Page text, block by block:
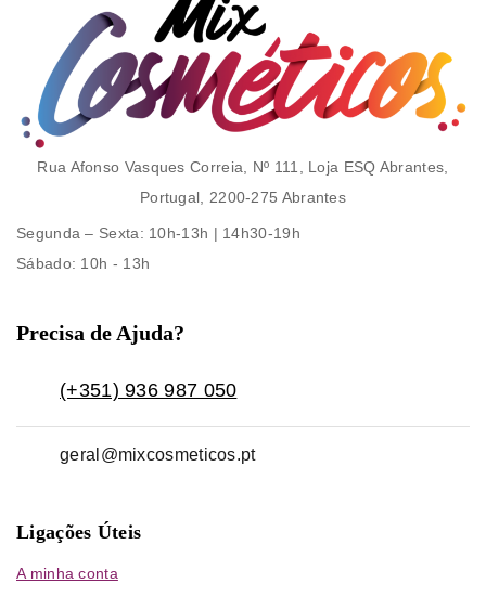
Rua Afonso Vasques Correia, Nº 111, Loja ESQ Abrantes,
Portugal, 2200-275 Abrantes
Segunda – Sexta: 10h-13h | 14h30-19h
Sábado: 10h - 13h
Precisa de Ajuda?
(+351) 936 987 050
geral@mixcosmeticos.pt
Ligações Úteis
A minha conta